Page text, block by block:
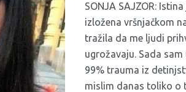
SONJA SAJZOR:
izložena vršnjačkom
tražila da me ljudi
ugrožavaju. Sada
99% trauma iz
mislim danas toliko o